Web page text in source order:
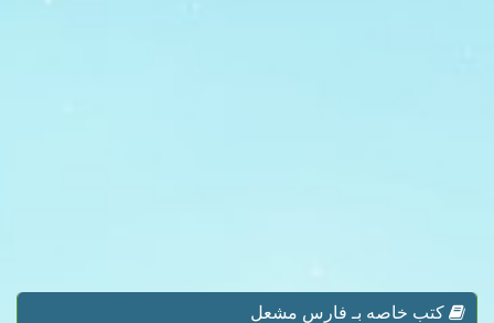
كتب خاصه بـ فارس مشعل